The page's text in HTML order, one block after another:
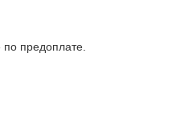
по предоплате.